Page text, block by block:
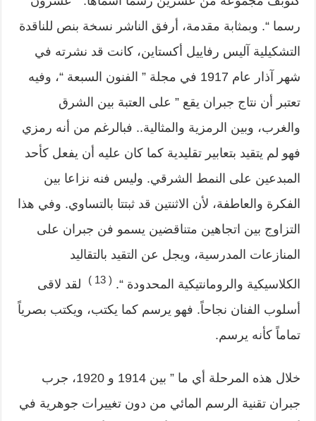
رسما “. وبمثابة مقدمة، أرفق الناشر نسخة بنص للناقدة
التشكيلية آليس رفاييل أكستاين، كانت قد نشرته في
شهر آذار عام 1917 في مجلة ” الفنون السبعة “، وفيه
تعتبر أن نتاج جبران يقع ” على العتبة بين الشرق
والغرب، وبين الرمزية والمثالية.. فبالرغم من أنه رمزي
فهو لم يتقيد بتعابير تقليدية كما كان عليه أن يفعل كأحد
المبدعين على النمط الشرقي. وليس فنه نزاعا بين
الفكرة والعاطفة، لأن الاثنتين قد ثبتتا بالتساوي. وفي هذا
التزاوج بين اتجاهين متناقضين يسمو فن جبران على
المنازعات المدرسية، ويجل عن التقيد بالتقاليد
الكلاسيكية والرومانتيكية المحدودة “. ( 13 )
لقد لاقى
أسلوب الفنان نجاحاً. فهو يرسم كما يكتب، ويكتب بصرياً
تماماً كأنه يرسم.
خلال هذه المرحلة أي ما ” بين 1914 و 1920، جرب
جبران تقنية الرسم المائي من دون تغييرات جوهرية في